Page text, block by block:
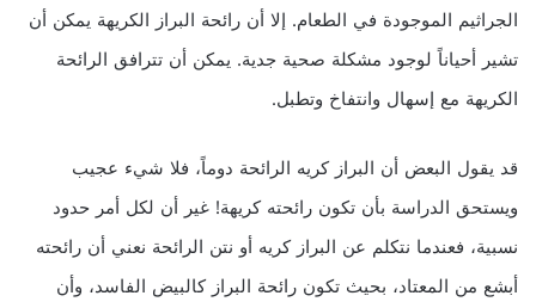
الجراثيم الموجودة في الطعام. إلا أن رائحة البراز الكريهة يمكن أن
تشير أحياناً لوجود مشكلة صحية جدية. يمكن أن تترافق الرائحة
الكريهة مع إسهال وانتفاخ وتطبل.
قد يقول البعض أن البراز كريه الرائحة دوماً، فلا شيء عجيب
ويستحق الدراسة بأن تكون رائحته كريهة! غير أن لكل أمر حدود
نسبية، فعندما نتكلم عن البراز كريه أو نتن الرائحة نعني أن رائحته
أبشع من المعتاد، بحيث تكون رائحة البراز كالبيض الفاسد، وأن